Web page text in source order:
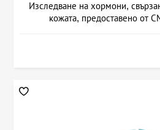
Изследване на хормони,
кожата, предоставено от